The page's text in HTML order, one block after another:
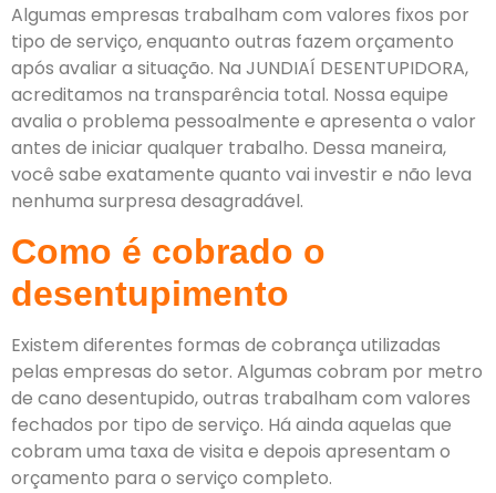
Algumas empresas trabalham com valores fixos por
tipo de serviço, enquanto outras fazem orçamento
após avaliar a situação. Na JUNDIAÍ DESENTUPIDORA,
acreditamos na transparência total. Nossa equipe
avalia o problema pessoalmente e apresenta o valor
antes de iniciar qualquer trabalho. Dessa maneira,
você sabe exatamente quanto vai investir e não leva
nenhuma surpresa desagradável.
Como é cobrado o
desentupimento
Existem diferentes formas de cobrança utilizadas
pelas empresas do setor. Algumas cobram por metro
de cano desentupido, outras trabalham com valores
fechados por tipo de serviço. Há ainda aquelas que
cobram uma taxa de visita e depois apresentam o
orçamento para o serviço completo.